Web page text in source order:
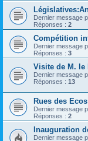
Dernier message
Réponses : 2
Compétition
Dernier message
Réponses : 3
Visite de M. le
Dernier message
Réponses : 13
Rues des
Dernier message
Réponses : 2
Inauguration
Dernier message